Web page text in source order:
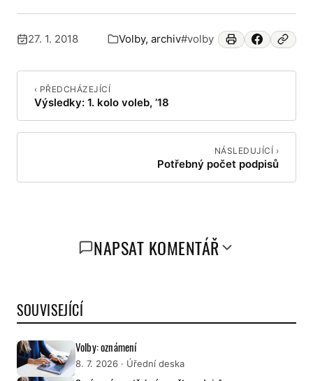
Publikováno:
27. 1. 2018
Zařazeno v:
Volby, archiv#volby
‹ PŘEDCHÁZEJÍCÍ
Výsledky: 1. kolo voleb, ’18
NÁSLEDUJÍCÍ ›
Potřebný počet podpisů
NAPSAT KOMENTÁŘ
SOUVISEJÍCÍ
Volby: oznámení
8. 7. 2026 · Úřední deska